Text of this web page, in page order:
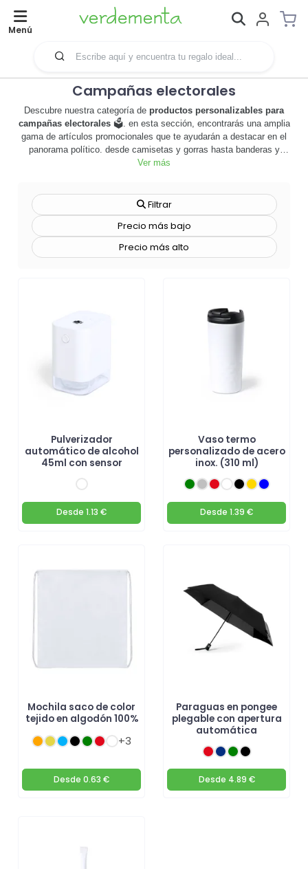
Menú
Campañas electorales
Descubre nuestra categoría de productos personalizables para
campañas electorales🗳️. en esta sección, encontrarás una amplia
gama de artículos promocionales que te ayudarán a destacar en el
panorama político. desde camisetas y gorras hasta banderas y
pegatinas, todos nuestros productos son personalizables con el
para aumentar la visibilidad de tu campaña, sino que también
pueden servir como un recordatorio constante de tu compromiso
con los votantes. además, ofrecemos técnicas de personalización
de alta calidad para garantizar que tu marca se vea profesional y
atractiva. nuestros productos promocionales son perfectos para
ahora y comienza a hacer una diferencia en tu comunidad
Ver más
Filtrar
Precio más bajo
Precio más alto
Pulverizador
automático de alcohol
45ml con sensor
Desde 1.13 €
Vaso termo
personalizado de acero
inox. (310 ml)
Desde 1.39 €
Mochila saco de color
tejido en algodón 100%
+3
Desde 0.63 €
Paraguas en pongee
plegable con apertura
automática
Desde 4.89 €